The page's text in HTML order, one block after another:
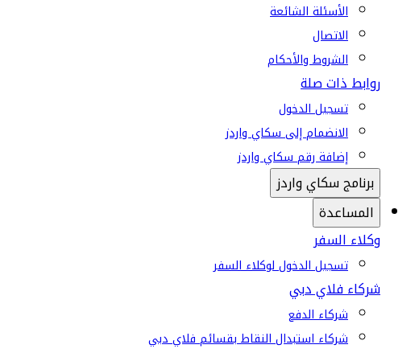
الأسئلة الشائعة
الاتصال
الشروط والأحكام
روابط ذات صلة
تسجيل الدخول
الانضمام إلى سكاي واردز
إضافة رقم سكاي واردز
برنامج سكاي واردز
المساعدة
وكلاء السفر
تسجيل الدخول لوكلاء السفر
شركاء فلاي دبي
شركاء الدفع
شركاء استبدال النقاط بقسائم فلاي دبي